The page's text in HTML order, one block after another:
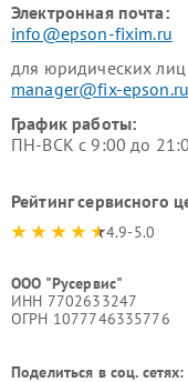
Электронная почта:
info@epson-fixim.ru
для юридических лиц
manager@fix-epson.ru
График работы:
ПН-ВСК с 9:00 до
Рейтинг сервисного
4.9-5.0
ООО "Русервис"
ИНН 7702633247
ОГРН 1077746335776
Поделиться в соц. сетях: